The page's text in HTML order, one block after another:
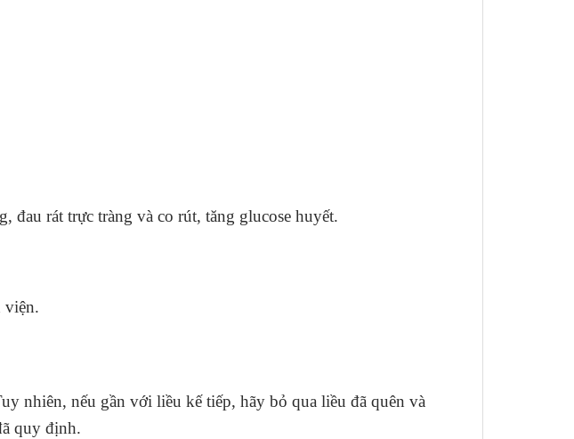
đau rát trực tràng và co rút, tăng glucose huyết.
viện.
nhiên, nếu gần với liều kế tiếp, hãy bỏ qua liều đã quên và
quy định.